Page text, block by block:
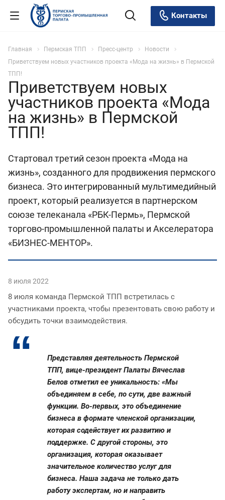
Контакты
Главная Пермская ТПП Пресс-центр
Новости
Приветствуем новых участников проекта «Мода на жизнь» в Пермской
ТПП!
Приветствуем новых
участников проекта «Мода
на жизнь» в Пермской
ТПП!
Стартовал третий сезон проекта «Мода на
жизнь», созданного для продвижения пермского
бизнеса. Это интегрированный мультимедийный
проект, который реализуется в партнерском
союзе телеканала «РБК-Пермь», Пермской
торгово-промышленной палаты и Акселератора
«БИЗНЕС-МЕНТОР».
8 июля 2022
8 июля команда Пермской ТПП встретилась с
участниками проекта, чтобы презентовать свою работу и
обсудить точки взаимодействия.
Представляя деятельность Пермской
ТПП, вице-президент Палаты Вячеслав
Белов отметил ее уникальность: «Мы
объединяем в себе, по сути, две важный
функции. Во-первых, это объединение
бизнеса в формате членской организации,
которая содействует их развитию и
поддержке. С другой стороны, это
организация, которая оказывает
значительное количество услуг для
бизнеса. Наша задача не только дать
работу экспертам, но и направить